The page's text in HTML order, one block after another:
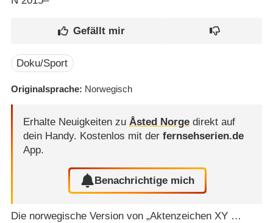
Doku/Sport
Originalsprache Norwegisch
Erhalte Neuigkeiten zu Åsted Norgedirekt auf
dein Handy. Kostenlos mit der fernsehserien.de
App.
Benachrichtige mich
Die norwegische Version von „Aktenzeichen XY …